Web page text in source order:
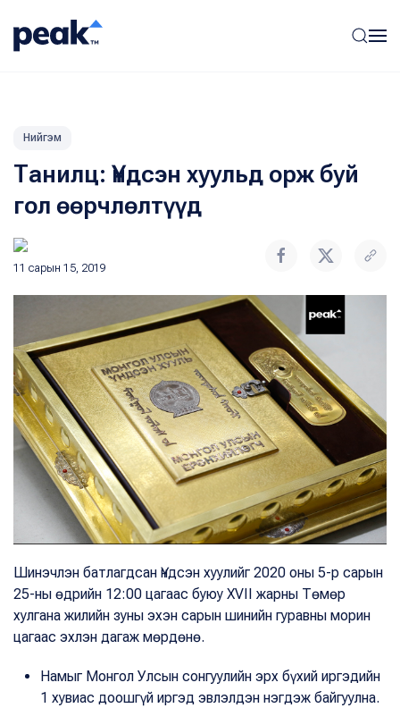
Нийгэм
Танилц: Үндсэн хуульд орж буй
гол өөрчлөлтүүд
11 сарын 15, 2019
Шинэчлэн батлагдсан Үндсэн хуулийг 2020 оны 5-р сарын
25-ны өдрийн 12:00 цагаас буюу XVII жарны Төмөр
хулгана жилийн зуны эхэн сарын шинийн гуравны морин
цагаас эхлэн дагаж мөрдөнө.
Намыг Монгол Улсын сонгуулийн эрх бүхий иргэдийн
1 хувиас доошгүй иргэд эвлэлдэн нэгдэж байгуулна.